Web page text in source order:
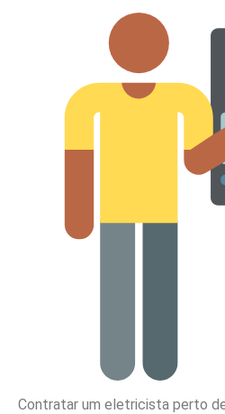
Contratar um eletricista perto